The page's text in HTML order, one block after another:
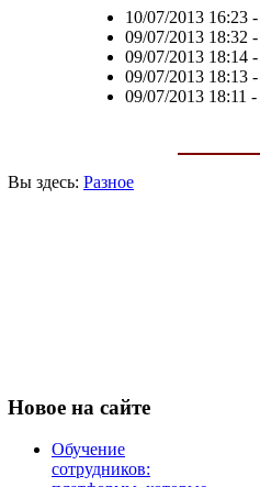
10/07/2013 16:23-
09/07/2013 18:32 -
09/07/2013 18:14-
09/07/2013 18:13-
09/07/2013 18:11 -
Вы здесь: Разное
Новое на сайте
Обучение
сотрудников: